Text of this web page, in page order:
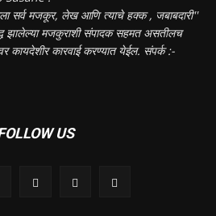
सर्व मजकूर, लेख आणि त्याचे हक्क , जबाबदारी''
मजकुराशी संपादक सहमत असतीलच
कायदेशीर कारवाई करण्यात येईल. संपर्क :-
US